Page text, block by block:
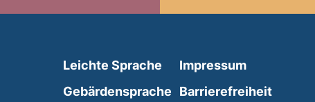
Leichte Sprache (external link, opens in a
Gebärdensprache (external link, opens in
Impressum
Barrierefreiheit